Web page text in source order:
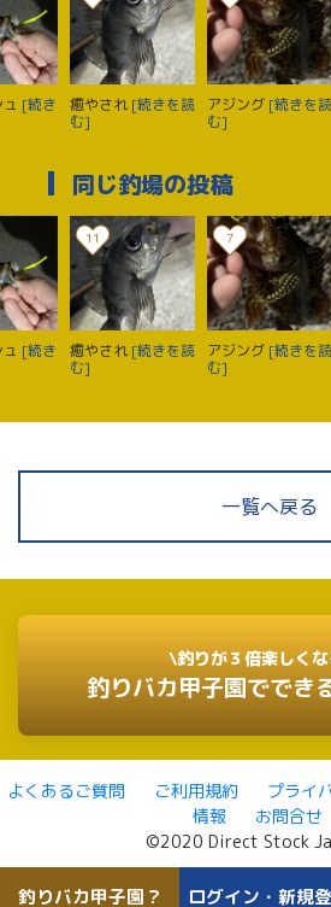
[続き 癒やされ[続きを読
む]
アジング [続きを読
む]
同じ釣場の投稿
[続き
11
癒やされ[続きを読
む]
7
アジング [続きを読
む]
一覧へ戻る
\釣りが３倍楽しく
釣りバカ甲子園ででき
よくあるご質問 ご利用規約 プライ
情報
お問合せ
©2020 Direct Stock
釣りバカ甲子園？ ログイン・新規